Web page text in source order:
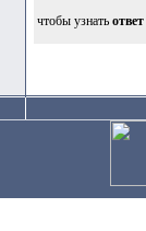
чтобы узнать ответ